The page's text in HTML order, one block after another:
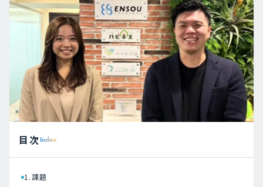
目次 Index
1.課題